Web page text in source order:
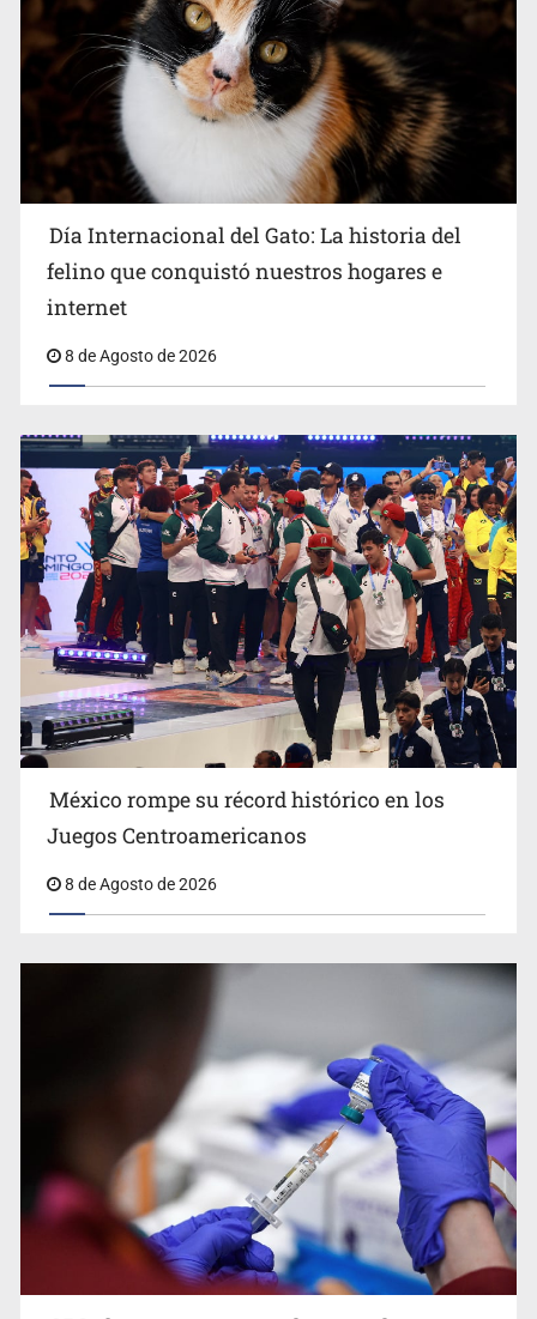
Detienen en CDMX a Guadalupe “N” por huachicol
El Senado de EE.UU. confirma a Todd Blanche,
exabogado de Trump, como fiscal general
Día Internacional del Gato: La historia del felino que
conquistó nuestros hogares e internet
Día Internacional del Gato: La historia del
felino que conquistó nuestros hogares e
internet
8 de Agosto de 2026
México rompe su récord histórico en los
Juegos Centroamericanos
8 de Agosto de 2026